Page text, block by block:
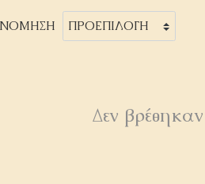
Δεν βρέθηκαν